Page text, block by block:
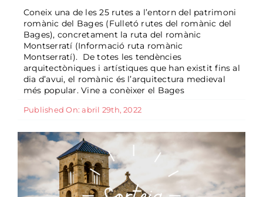
Coneix una de les 25 rutes a l’entorn del patrimoni
romànic del Bages (Fulletó rutes del romànic del
Bages), concretament la ruta del romànic
Montserratí (Informació ruta romànic
Montserratí). De totes les tendències
arquitectòniques i artístiques que han existit fins al
dia d’avui, el romànic és l’arquitectura medieval
més popular. Vine a conèixer el Bages
Published On: abril 29th, 2022
Sorteig Escapada
General